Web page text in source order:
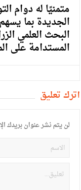
متمنيًا له دوام
الجديدة بما
البحث العلمي
المستدامة على
أترك تعليق
لن يتم نشر عنوان بريدك